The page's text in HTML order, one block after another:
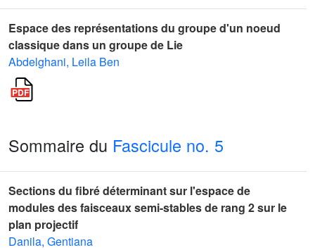
Espace des représentations du groupe d'un noeud
classique dans un groupe de Lie
Abdelghani, Leila Ben
Sommaire du Fascicule no. 5
Sections du fibré déterminant sur l'espace de
modules des faisceaux semi-stables de rang 2 sur le
plan projectif
Danila, Gentiana